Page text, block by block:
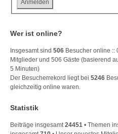
Wer ist online?
Insgesamt sind 506 Besucher online ::
Mitglieder und 506 Gäste (basierend
5 Minuten)
Der Besucherrekord liegt bei 5246
gleichzeitig online waren.
Statistik
Beiträge insgesamt 24451 • Themen